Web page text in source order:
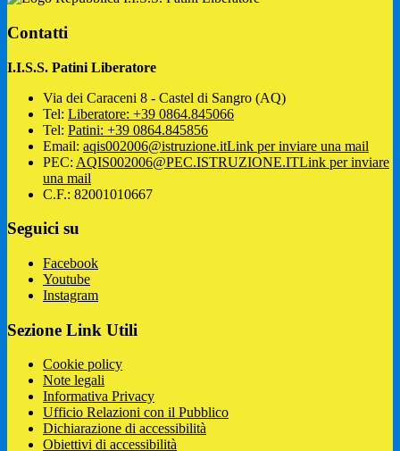
Contatti
I.I.S.S. Patini Liberatore
Via dei Caraceni 8 - Castel di Sangro (AQ)
Tel: Liberatore: +39 0864.845066
Tel: Patini: +39 0864.845856
Email: aqis002006@istruzione.itLink per inviare una mail
PEC: AQIS002006@PEC.ISTRUZIONE.ITLink per inviare
una mail
C.F.: 82001010667
Seguici su
Facebook
Youtube
Instagram
Sezione Link Utili
Cookie policy
Note legali
Informativa Privacy
Ufficio Relazioni con il Pubblico
Dichiarazione di accessibilità
Obiettivi di accessibilità